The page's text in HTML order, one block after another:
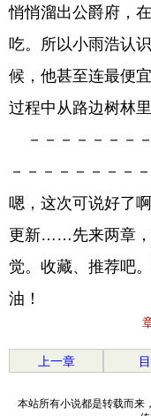
悄悄溜出公爵府，
吃。所以小雨浩认
候，他甚至连最便
过程中从路边树林里
－－－－－－－
－－－－－－－－
嗯，这次可说好了
更新……先来两章，
觉。收藏、推荐吧
油！
上一章
本站所有小说都是转载而来